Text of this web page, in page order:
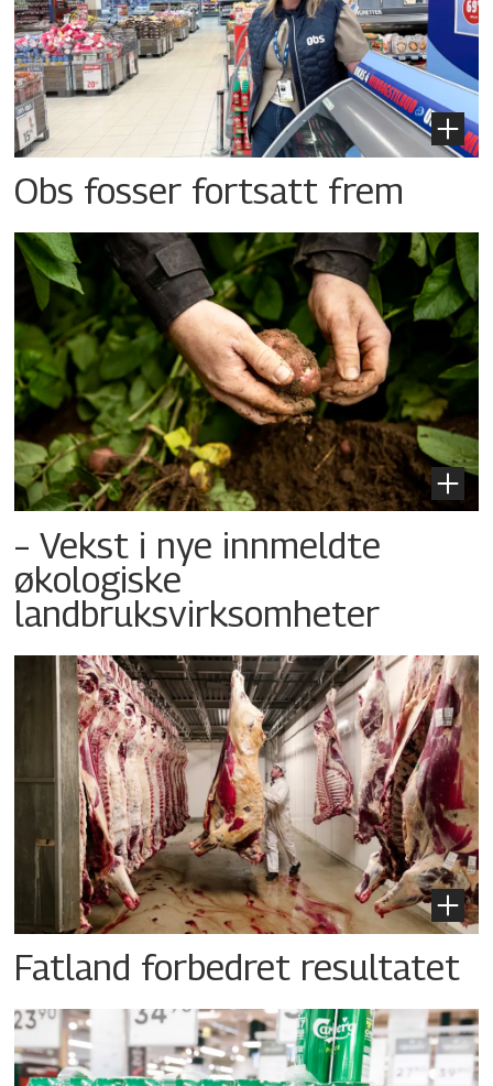
Obs fosser fortsatt frem
– Vekst i nye innmeldte
økologiske
landbruksvirksomheter
Fatland forbedret resultatet